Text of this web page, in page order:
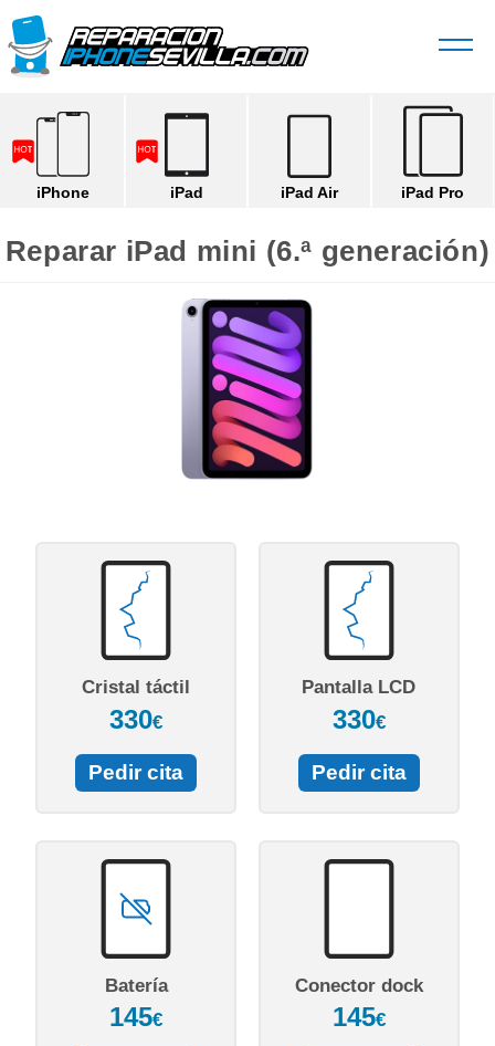
iPhone iPad iPad Air iPad Pro
Reparar iPad mini (6.ª generación)
Cristal táctil
330€
Pedir cita
Pantalla LCD
330€
Pedir cita
Batería
145€
Conector dock
145€